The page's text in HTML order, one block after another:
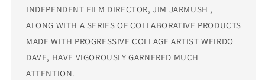
INDEPENDENT FILM DIRECTOR, JIM JARMUSH ,
ALONG WITH A SERIES OF COLLABORATIVE PRODUCTS
MADE WITH PROGRESSIVE COLLAGE ARTIST WEIRDO
DAVE, HAVE VIGOROUSLY GARNERED MUCH
ATTENTION.